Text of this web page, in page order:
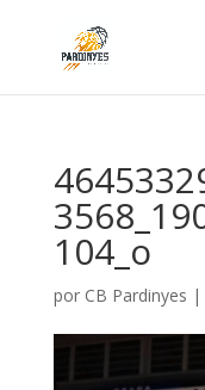
104_o
por CB Pardinyes |